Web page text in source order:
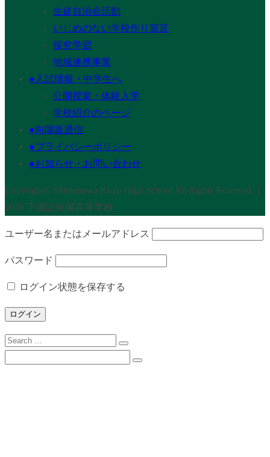
生徒自治会活動
いじめのない学校作り宣言
探究学習
地域連携事業
●入試情報・中学生へ
公開授業・体験入学
学校紹介のページ
●向陽坂通信
●プライバシーポリシー
●お知らせ・お問い合わせ
Copyright© Shimosuwa Koyo High School All Rights Reserved.｜
2026 下諏訪向陽高等学校
ユーザー名またはメールアドレス
パスワード
ログイン状態を保存する
Search